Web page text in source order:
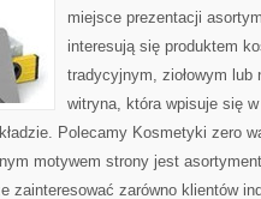
miejsce prezentacji
interesują się produktem
tradycyjnym, ziołowym lub
witryna, która wpisuje się
Polecamy Kosmetyki zero
motywem strony jest
zainteresować zarówno klientów